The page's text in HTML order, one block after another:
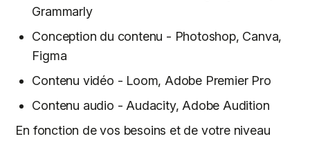
Grammarly
Conception du contenu - Photoshop, Canva,
Figma
Contenu vidéo - Loom, Adobe Premier Pro
Contenu audio - Audacity, Adobe Audition
En fonction de vos besoins et de votre niveau